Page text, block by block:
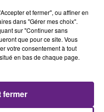
par Franck PELLOUX
et fermer", ou affiner en
dans "Gérer mes choix".
sur "Continuer sans
que pour ce site. Vous
votre consentement à tout
en bas de chaque page.
fermer